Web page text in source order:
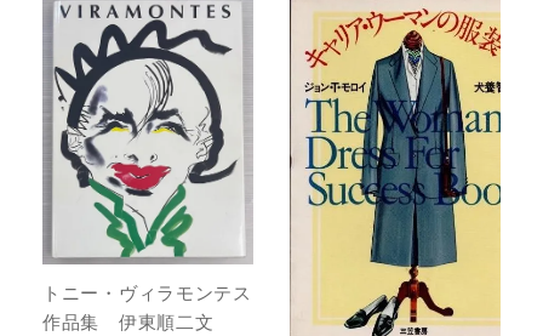
トニー・ヴィラモンテス
作品集 伊東順二文